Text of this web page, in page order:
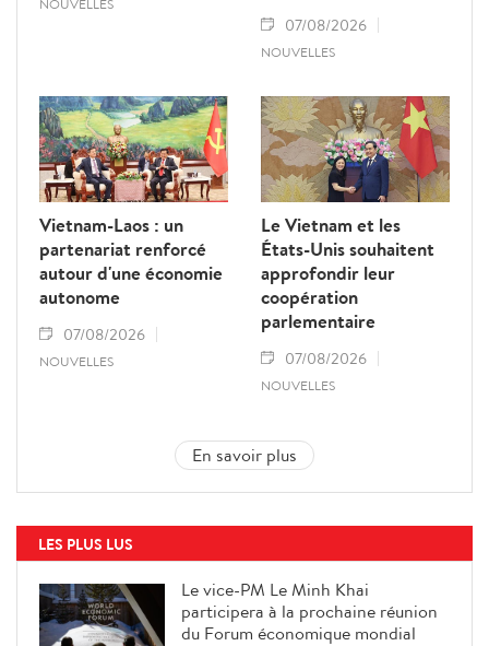
NOUVELLES
07/08/2026
NOUVELLES
Vietnam-Laos : un
partenariat renforcé
autour d'une économie
autonome
07/08/2026
NOUVELLES
Le Vietnam et les
États-Unis souhaitent
approfondir leur
coopération
parlementaire
07/08/2026
NOUVELLES
En savoir plus
LES PLUS LUS
Le vice-PM Le Minh Khai
participera à la prochaine réunion
du Forum économique mondial